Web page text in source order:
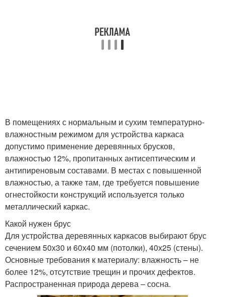
В помещениях с нормальным и сухим температурно-
влажностным режимом для устройства каркаса
допустимо применение деревянных брусков,
влажностью 12%, пропитанных антисептическим и
антипиреновым составами. В местах с повышенной
влажностью, а также там, где требуется повышение
огнестойкости конструкций используется только
металлический каркас.
Какой нужен брус
Для устройства деревянных каркасов выбирают брус
сечением 50х30 и 60х40 мм (потолки), 40х25 (стены).
Основные требования к материалу: влажность – не
более 12%, отсутствие трещин и прочих дефектов.
Распространенная природа дерева – сосна.